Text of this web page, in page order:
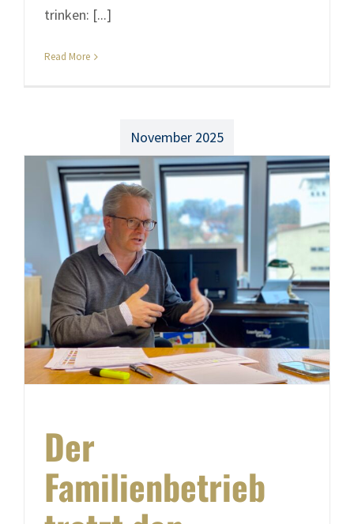
trinken: [...]
Read More
November 2025
Der
Familienbetrieb